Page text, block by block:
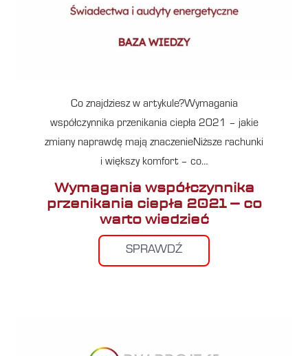
Co znajdziesz w artykule?Wymagania
współczynnika przenikania ciepła 2021 – jakie
zmiany naprawdę mają znaczenieNiższe rachunki
i większy komfort – co…
Wymagania współczynnika
przenikania ciepła 2021 – co
warto wiedzieć
SPRAWDŹ